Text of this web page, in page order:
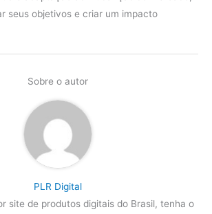
seus objetivos e criar um impacto
Sobre o autor
PLR Digital
site de produtos digitais do Brasil, tenha o